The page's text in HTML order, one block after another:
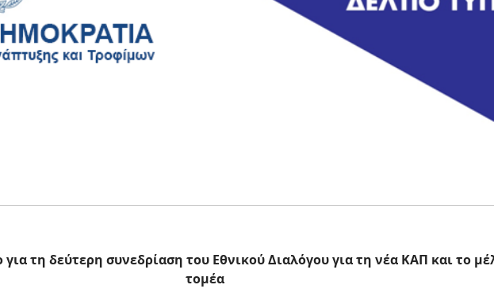
τη δεύτερη συνεδρίαση του Εθνικού Διαλόγου για τη νέα ΚΑΠ και το
τομέα